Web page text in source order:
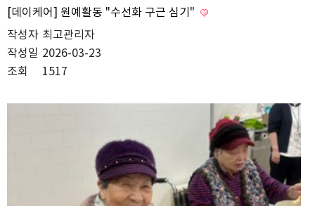
[데이케어] 원예활동 "수선화 구근 심기"
작성자 최고관리자
작성일 2026-03-23
조회
1517